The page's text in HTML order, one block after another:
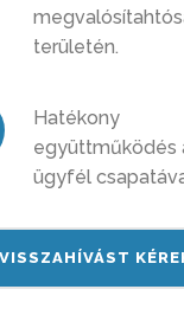
területén.
Hatékony
együttműködés
ügyfél
VISSZAHÍVÁST